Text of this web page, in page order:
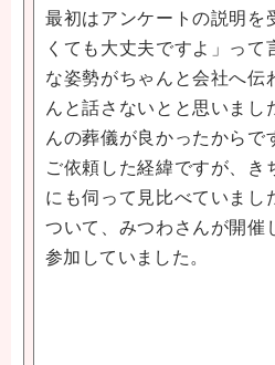
最初はアンケートの説明を
くても大丈夫ですよ」って
な姿勢がちゃんと会社へ伝
んと話さないとと思いまし
んの葬儀が良かったからで
ご依頼した経緯ですが、き
にも伺って見比べていまし
ついて、みつわさんが開催
参加していました。